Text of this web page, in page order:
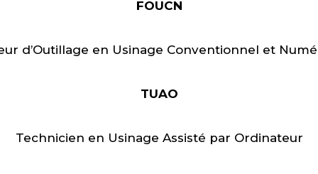
FOUCN
d’Outillage en Usinage Conventionnel et
TUAO
Technicien en Usinage Assisté par Ordinateur